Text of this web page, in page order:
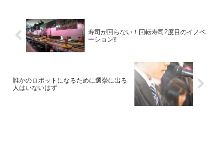
寿司が回らない！回転寿司2度目のイノベ
ーション⁈
誰かのロボットになるために選挙に出る
人はいないはず